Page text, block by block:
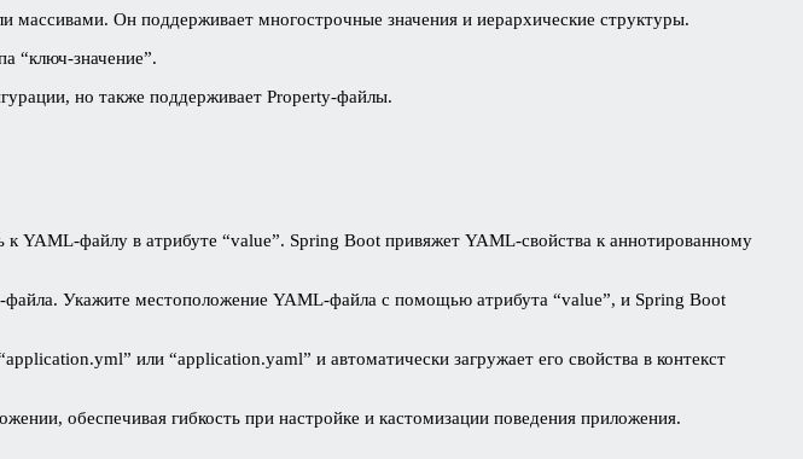
Он поддерживает многострочные значения и иерархические структуры.
“ключ-значение”.
но также поддерживает Property-файлы.
YAML-файлу в атрибуте “value”. Spring Boot привяжет YAML-свойства к аннотированному
Укажите местоположение YAML-файла с помощью атрибута “value”, и Spring Boot
или “application.yaml” и автоматически загружает его свойства в контекст
обеспечивая гибкость при настройке и кастомизации поведения приложения.